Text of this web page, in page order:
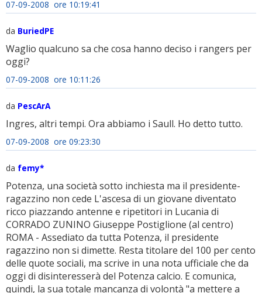
07-09-2008 ore 10:19:41
da BuriedPE
Waglio qualcuno sa che cosa hanno deciso i rangers per
oggi?
07-09-2008 ore 10:11:26
da PescArA
Ingres, altri tempi. Ora abbiamo i Saull. Ho detto tutto.
07-09-2008 ore 09:23:30
da femy*
Potenza, una società sotto inchiesta ma il presidente-
ragazzino non cede L'ascesa di un giovane diventato
ricco piazzando antenne e ripetitori in Lucania di
CORRADO ZUNINO Giuseppe Postiglione (al centro)
ROMA - Assediato da tutta Potenza, il presidente
ragazzino non si dimette. Resta titolare del 100 per cento
delle quote sociali, ma scrive in una nota ufficiale che da
oggi di disinteresserà del Potenza calcio. E comunica,
quindi, la sua totale mancanza di volontà "a mettere a